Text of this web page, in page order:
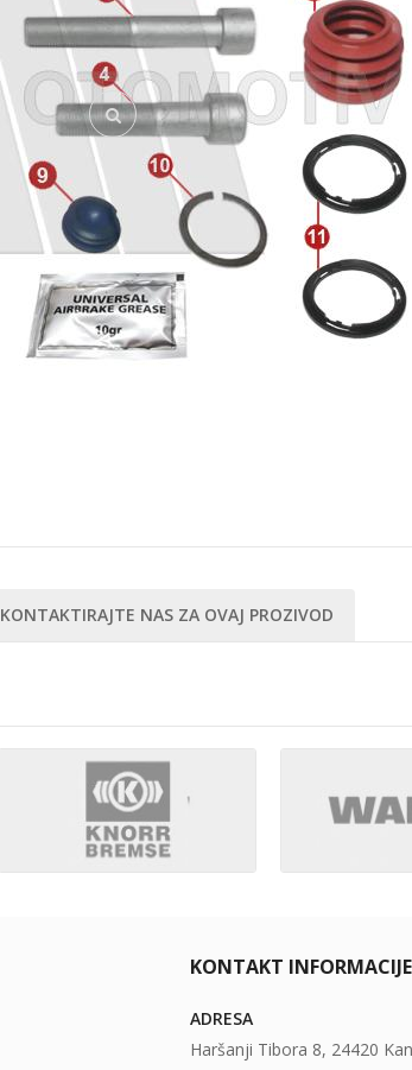
KONTAKTIRAJTE NAS ZA OVAJ PROZIVOD
KONTAKT INFORMACIJE
ADRESA
Haršanji Tibora 8, 24420